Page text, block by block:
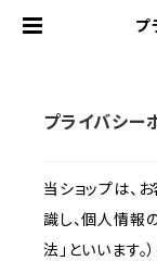
プ
プライバシー
当ショップは、
識し、個人情報
法」といいます